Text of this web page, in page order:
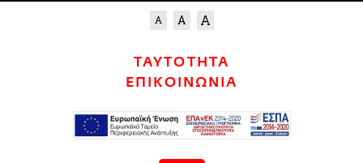
ΤΑΥΤΟΤΗΤΑ
ΕΠΙΚΟΙΝΩΝΙΑ